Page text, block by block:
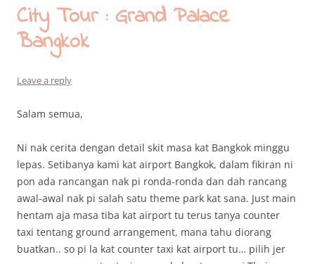
City Tour : Grand Palace
Bangkok
Leave a reply
Salam semua,
Ni nak cerita dengan detail skit masa kat Bangkok minggu
lepas. Setibanya kami kat airport Bangkok, dalam fikiran ni
pon ada rancangan nak pi ronda-ronda dan dah rancang
awal-awal nak pi salah satu theme park kat sana. Just main
hentam aja masa tiba kat airport tu terus tanya counter
taxi tentang ground arrangement, mana tahu diorang
buatkan.. so pi la kat counter taxi kat airport tu… pilih jer